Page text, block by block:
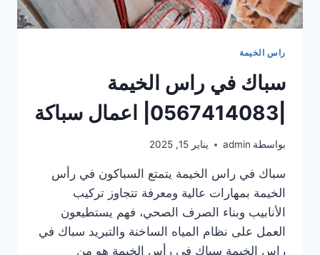
راس الخيمة
سباك في راس الخيمة
بواسطة admin يناير 15, 2025
سباك في راس الخيمة يتمتع السباكون في رأس
الخيمة بمهارات عالية ومعرفة تتجاوز تركيب
الأنابيب وبناء الصرف الصحي، فهم يستطيعون
العمل على نظام المياه الساخنة والتبريد سباك في
راس الخيمة سباك في رأس الخيمة هو من